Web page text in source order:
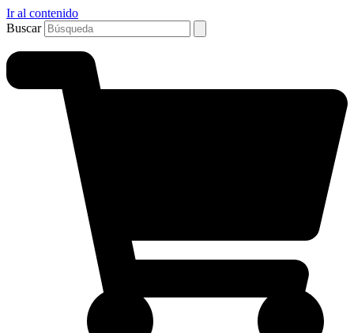
Ir al contenido
Buscar